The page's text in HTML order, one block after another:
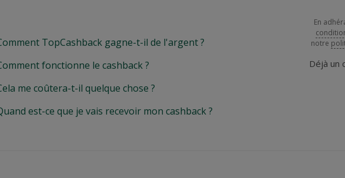
En
notre
Déjà un
TopCashback gagne-t-il de l'argent ?
fonctionne le cashback ?
me coûtera-t-il quelque chose ?
est-ce que je vais recevoir mon cashback ?